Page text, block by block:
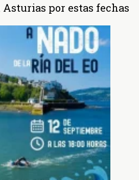
por estas fechas